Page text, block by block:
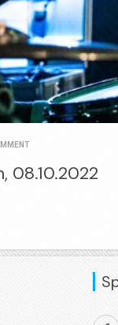
08.10.2022